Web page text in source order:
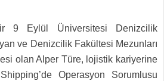
9 Eylül Üniversitesi Denizcilik
ve Denizcilik Fakültesi Mezunları
olan Alper Türe, lojistik kariyerine
Operasyon Sorumlusu